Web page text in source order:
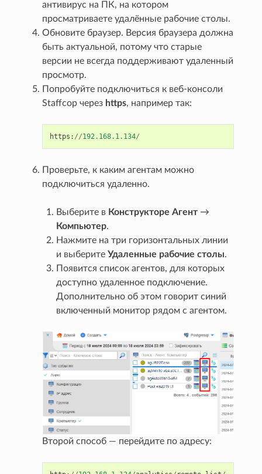
антивирус на ПК, на котором
просматриваете удалённые рабочие столы.
Обновите браузер. Версия браузера должна
быть актуальной, потому что старые
версии не всегда поддерживают удаленный
просмотр.
Попробуйте подключиться к веб-консоли
Staffcop через https, например так:
https : //192.168.1.134/
Проверьте, к каким агентам можно
подключиться удаленно.
Выберите в Конструкторе Агент →
Компьютер.
Нажмите на три горизонтальных линии
и выберитеУдаленные рабочие столы.
Появится список агентов, для которых
доступно удаленное подключение.
Дополнительно об этом говорит синий
включенный монитор рядом с агентом.
Второй способ — перейдите по адресу: